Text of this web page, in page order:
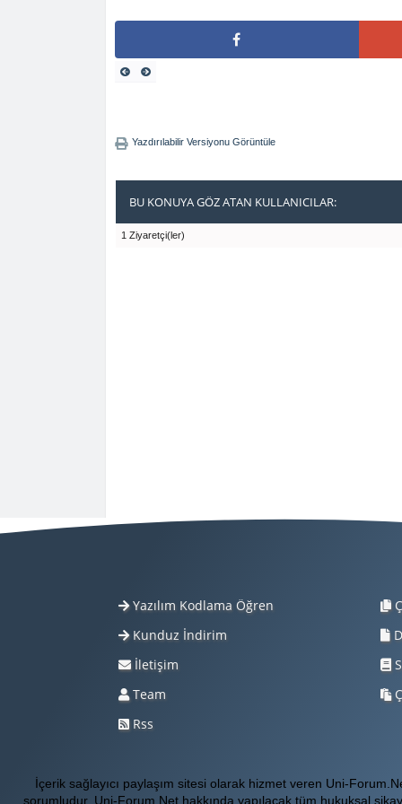
Yazdırılabilir Versiyonu Görüntüle
BU KONUYA GÖZ ATAN KULLANICILAR:
1 Ziyaretçi(ler)
Yazılım Kodlama Öğren
Kunduz İndirim
İletişim
Team
Rss
İçerik sağlayıcı paylaşım sitesi olarak hizmet veren Uni-
sorumludur. Uni-Forum.Net hakkında yapılacak tüm hukuksal